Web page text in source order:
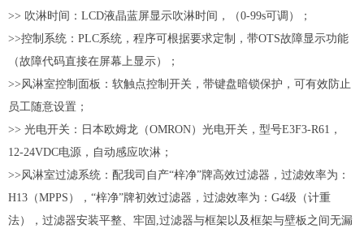
>> 吹淋时间：LCD液晶蓝屏显示吹淋时间，（0-99s可调）；
>>控制系统：PLC系统，程序可根据要求定制，带OTS故障显示功能
（故障代码直接在屏幕上显示）；
>>风淋室控制面板：软触点控制开关，带键盘暗锁保护，可有效防止
员工随意设置；
>> 光电开关：日本欧姆龙（OMRON）光电开关，型号E3F3-R61，
12-24VDC电源，自动感应吹淋；
>>风淋室过滤系统：配我司自产“梓净”牌高效过滤器 ，过滤效率为：
H13（MPPS），“梓净”牌初效过滤器 ，过滤效率为：G4级（计重
法），过滤器安装平整、牢固,过滤器与框架以及框架与壁板之间无漏